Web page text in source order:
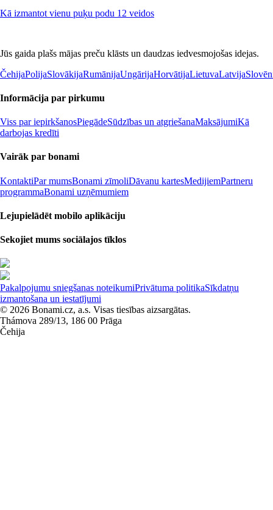
Kā izmantot vienu puķu podu 12 veidos
Jūs gaida plašs mājas preču klāsts un daudzas iedvesmojošas idejas.
ČehijaPolijaSlovākijaRumānijaUngārijaHorvātijaLietuvaLatvija
Informācija par pirkumu
Viss par iepirkšanosPiegādeSūdzības un atgriešanaMaksājumiKā
darbojas kredīti
Vairāk par bonami
KontaktiPar mumsBonami zīmoliDāvanu kartesMedijiemPartneru
programmaBonami uzņēmumiem
Lejupielādēt mobilo aplikāciju
Sekojiet mums sociālajos tīklos
Pakalpojumu sniegšanas noteikumiPrivātuma politikaSīkdatņu
izmantošana un iestatījumi
© 2026 Bonami.cz, a.s. Visas tiesības aizsargātas.
Thámova 289/13, 186 00 Prāga
Čehija